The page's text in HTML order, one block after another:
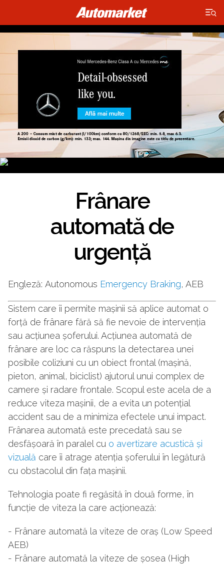
Frânare
automată de
urgență
Engleză: Autonomous Emergency Braking, AEB
Sistem care îi permite mașinii să aplice automat o
forță de frânare fără să fie nevoie de intervenția
sau acțiunea șoferului. Acțiunea automată de
frânare are loc ca răspuns la detectarea unei
posibile coliziuni cu un obiect frontal (mașină,
pieton, animal, biciclist) ajutorul unui complex de
camere și radare frontale. Scopul este acela de a
reduce viteza mașinii, de a evita un potențial
accident sau de a minimiza efectele unui impact.
Frânarea automată este precedată sau se
desfășoară în paralel cu o avertizare acustică și
vizuală care îi atrage atenția șoferului în legătură
cu obstacolul din fața mașinii.
Tehnologia poate fi regăsită în două forme, în
funcție de viteza la care acționează:
- Frânare automată la viteze de oraș (Low Speed
AEB)
- Frânare automată la viteze de șosea (High